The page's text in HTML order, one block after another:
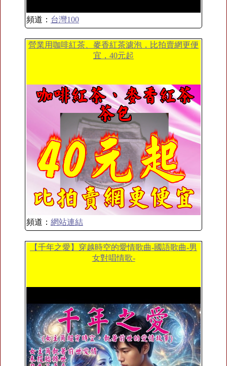
頻道： 台灣100
營業用咖啡紅茶、麥香紅茶濾泡，比拍賣網更便
宜，40元起
頻道： 網站連結
【千年之愛】穿越時空的愛情歌曲-國語歌曲-男
女對唱情歌-